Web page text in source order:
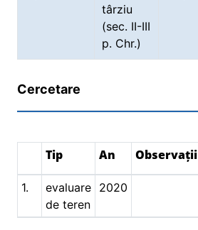
târziu
(sec. II-III
p. Chr.)
Cercetare
Tip An Observații
1.
evaluare
de teren
2020